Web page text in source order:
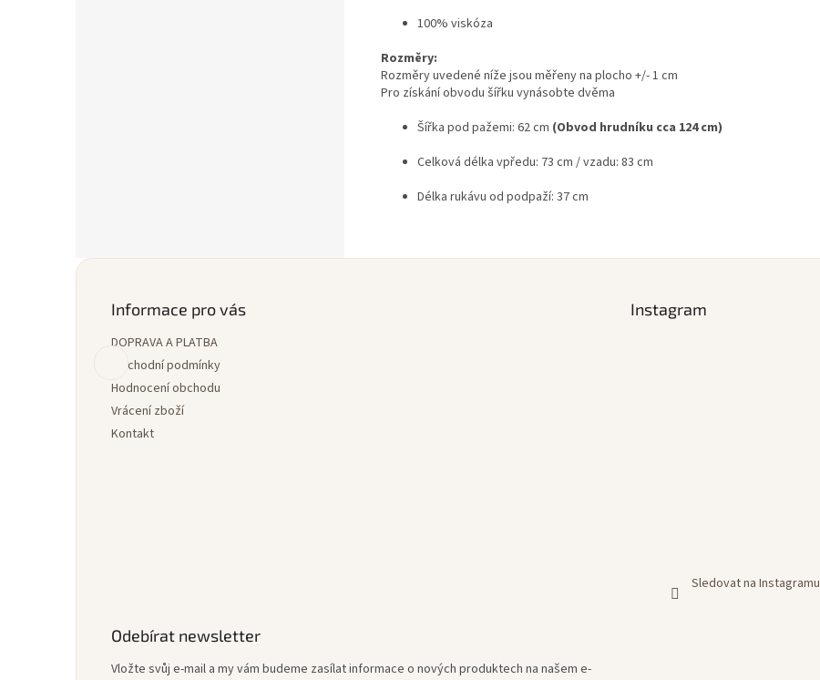
100% viskóza
Rozměry:
Rozměry uvedené níže jsou měřeny na plocho +/- 1 cm
Pro získání obvodu šířku vynásobte dvěma
Šířka pod pažemi: 62 cm (Obvod hrudníku cca 124 cm)
Celková délka vpředu: 73 cm / vzadu: 83 cm
Délka rukávu od podpaží: 37 cm
Informace pro vás
DOPRAVA A PLATBA
Obchodní podmínky
Hodnocení obchodu
Vrácení zboží
Kontakt
Instagram
Sledovat na Instagramu
Odebírat newsletter
Vložte svůj e-mail a my vám budeme zasílat informace o nových produktech na našem e-